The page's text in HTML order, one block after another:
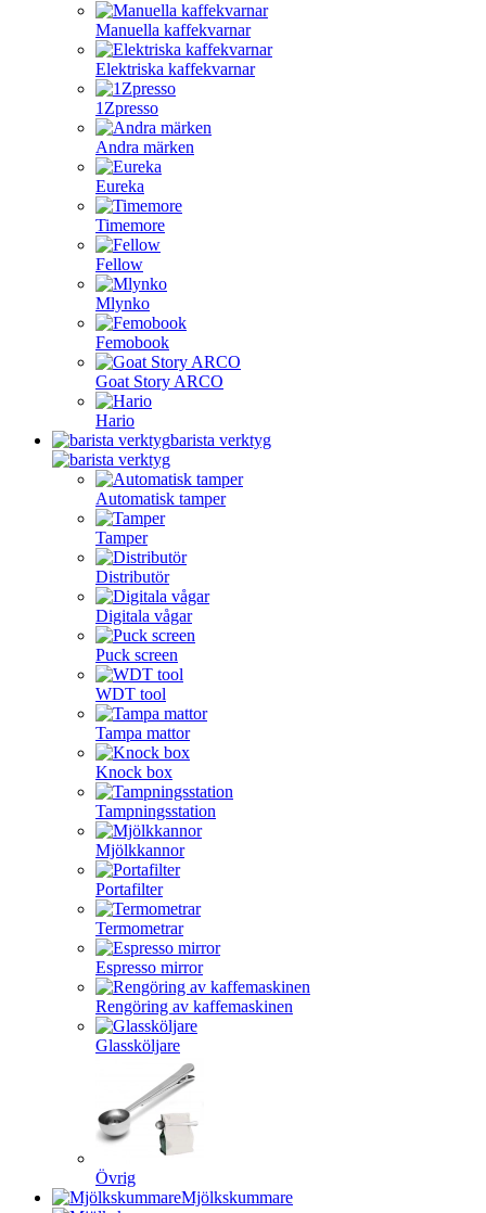
Manuella kaffekvarnar
Elektriska kaffekvarnar
1Zpresso
Andra märken
Eureka
Timemore
Fellow
Mlynko
Femobook
Goat Story ARCO
Hario
barista verktyg
Automatisk tamper
Tamper
Distributör
Digitala vågar
Puck screen
WDT tool
Tampa mattor
Knock box
Tampningsstation
Mjölkkannor
Portafilter
Termometrar
Espresso mirror
Rengöring av kaffemaskinen
Glassköljare
Övrig
Mjölkskummare